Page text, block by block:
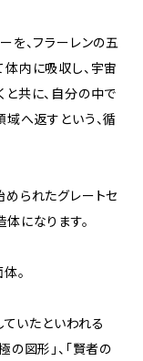
を、フラーレンの五
内に吸収し、宇宙
共に、自分の中で
へ返すという、循
られたグレートセ
になります。
。
ていたといわれる
図形」、「賢者の